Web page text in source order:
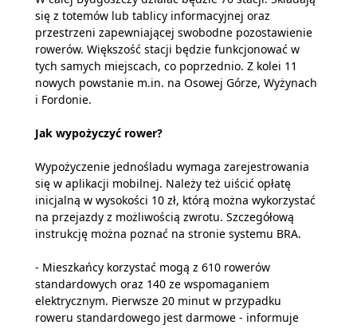
się z totemów lub tablicy informacyjnej oraz
przestrzeni zapewniającej swobodne pozostawienie
rowerów. Większość stacji będzie funkcjonować w
tych samych miejscach, co poprzednio. Z kolei 11
nowych powstanie m.in. na Osowej Górze, Wyżynach
i Fordonie.
Jak wypożyczyć rower?
Wypożyczenie jednośladu wymaga zarejestrowania
się w aplikacji mobilnej. Należy też uiścić opłatę
inicjalną w wysokości 10 zł, którą można wykorzystać
na przejazdy z możliwością zwrotu. Szczegółową
instrukcję można poznać na stronie systemu BRA.
- Mieszkańcy korzystać mogą z 610 rowerów
standardowych oraz 140 ze wspomaganiem
elektrycznym. Pierwsze 20 minut w przypadku
roweru standardowego jest darmowe - informuje